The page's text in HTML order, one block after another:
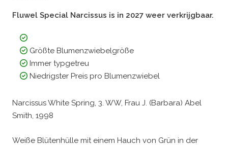
Fluwel Special Narcissus is in 2027 weer verkrijgbaar.
Größte Blumenzwiebelgröße
Immer typgetreu
Niedrigster Preis pro Blumenzwiebel
Narcissus White Spring, 3. WW, Frau J. (Barbara) Abel
Smith, 1998
Weiße Blütenhülle mit einem Hauch von Grün in der